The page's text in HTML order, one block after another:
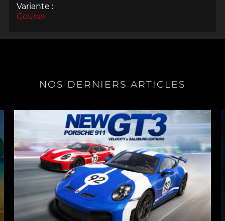
Variante :
Course
NOS DERNIERS ARTICLES